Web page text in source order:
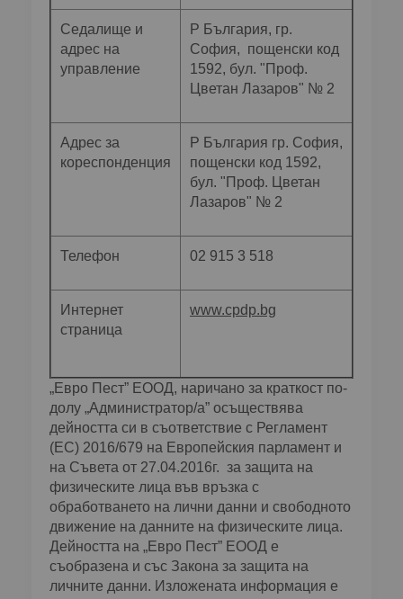
Седалище и
адрес на
управление
Р България, гр.
София, пощенски код
1592, бул. "Проф.
Цветан Лазаров" № 2
Адрес за
кореспонденция
Р България гр. София,
пощенски код 1592,
бул. "Проф. Цветан
Лазаров" № 2
Телефон 02 915 3 518
Интернет
страница
www.cpdp.bg
„Евро Пест” ЕООД, наричано за краткост по-
долу „Администратор/а” осъществява
дейността си в съответствие с Регламент
(ЕС) 2016/679 на Европейския парламент и
на Съвета от 27.04.2016г. за защита на
физическите лица във връзка с
обработването на лични данни и свободното
движение на данните на физическите лица.
Дейността на „Евро Пест” ЕООД е
съобразена и със Закона за защита на
личните данни. Изложената информация е